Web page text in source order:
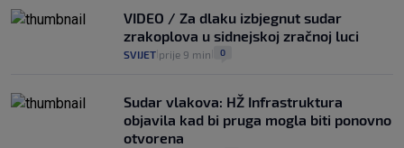
automobilom na Hvar iz Zagreba, a
koliko iz Osijeka
2. kol. 14
VIDEO / Za dlaku izbjegnut sudar
zrakoplova u sidnejskoj zračnoj luci
SVIJET prije 9 min 0
Sudar vlakova: HŽ Infrastruktura
objavila kad bi pruga mogla biti ponovno
otvorena